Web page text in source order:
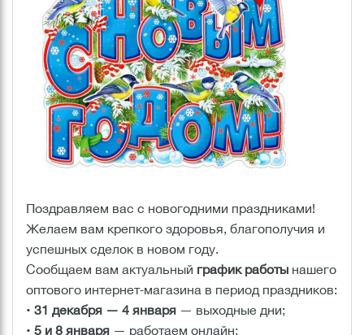
Поздравляем вас с новогодними праздниками!
Желаем вам крепкого здоровья, благополучия и
успешных сделок в новом году.
Сообщаем вам актуальный график работы нашего
оптового интернет‑магазина в период праздников:
• 31 декабря — 4 января — выходные дни;
• 5 и 8 января — работаем онлайн;